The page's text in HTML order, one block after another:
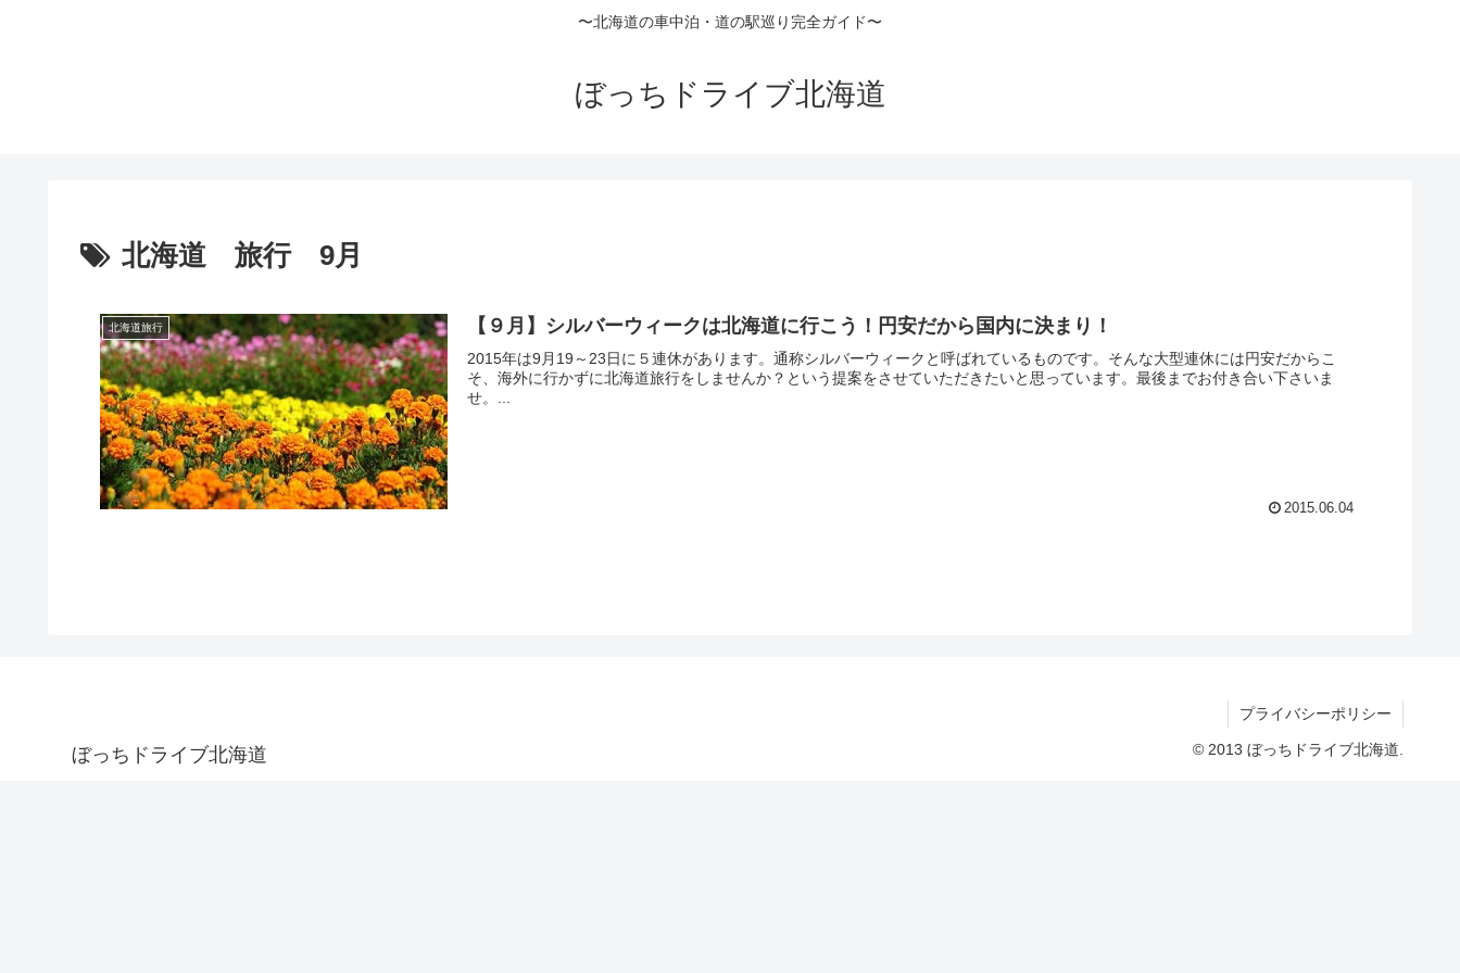
〜北海道の車中泊・道の駅巡り完全ガイド〜
ぼっちドライブ北海道
北海道 旅行 9月
北海道旅行 【９月】シルバーウィークは北海道に行こう！円安だから国内に決まり！
2015年は9月19～23日に５連休があります。通称シルバーウィークと呼ばれているものです。そんな大型連休には円安だからこ
そ、海外に行かずに北海道旅行をしませんか？という提案をさせていただきたいと思っています。最後までお付き合い下さいま
せ。...
2015.06.04
ぼっちドライブ北海道
プライバシーポリシー
© 2013 ぼっちドライブ北海道.